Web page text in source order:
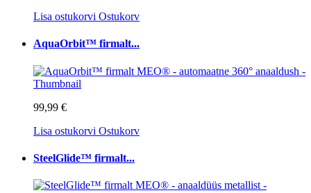
Lisa ostukorvi Ostukorv
AquaOrbit™ firmalt...
99,99 €
Lisa ostukorvi Ostukorv
SteelGlide™ firmalt...